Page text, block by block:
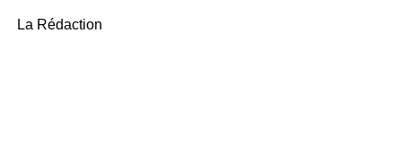
La Rédaction